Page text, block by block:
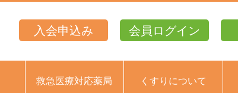
会員ログイン
入会申込み
救急医療対応薬局 くすりについて